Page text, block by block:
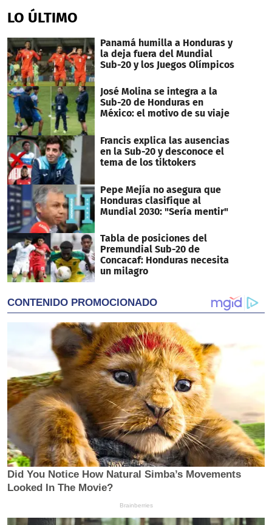
of
2
9
seconds
LO ÚLTIMO
Panamá humilla a Honduras y
la deja fuera del Mundial
Sub-20 y los Juegos Olímpicos
José Molina se integra a la
Sub-20 de Honduras en
México: el motivo de su viaje
Francis explica las ausencias
en la Sub-20 y desconoce el
tema de los tiktokers
Pepe Mejía no asegura que
Honduras clasifique al
Mundial 2030: "Sería mentir"
Tabla de posiciones del
Premundial Sub-20 de
Concacaf: Honduras necesita
un milagro